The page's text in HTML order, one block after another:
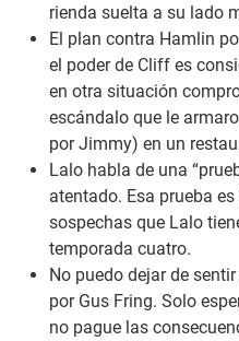
rienda suelta a su lado
El plan contra Hamlin
el poder de Cliff es
en otra situación
escándalo que le
por Jimmy) en un
Lalo habla de una
atentado. Esa prueba
sospechas que Lalo
temporada cuatro.
No puedo dejar de
por Gus Fring. Solo
no pague las